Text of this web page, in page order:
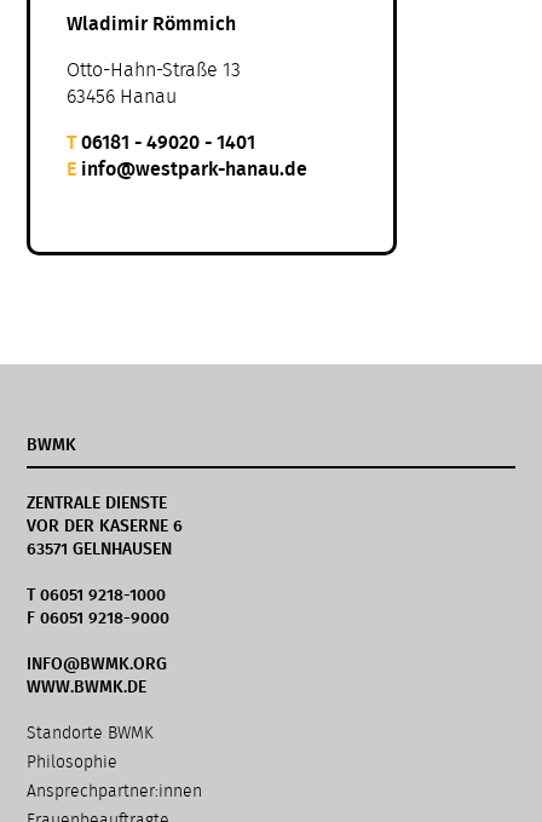
Wladimir Römmich
Otto-Hahn-Straße 13
63456 Hanau
T06181 - 49020 - 1401
E info@westpark-hanau.de
BWMK
ZENTRALE DIENSTE
VOR DER KASERNE 6
63571 GELNHAUSEN
T 06051 9218-1000
F 06051 9218-9000
INFO@BWMK.ORG
WWW.BWMK.DE
Navigation
überspringen
Standorte BWMK
Philosophie
Ansprechpartner:innen